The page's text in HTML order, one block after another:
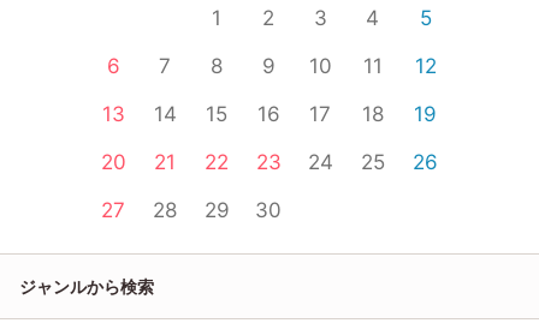
1 2 3 4
5
6
7 8 9 10 11
12
13
14 15 16 17 18
19
20
21 22 23 24 25
26
27
28 29 30
ジャンルから検索